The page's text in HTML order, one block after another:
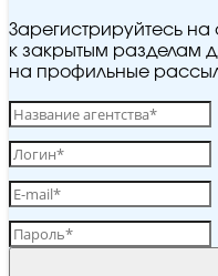
Зарегистрируйтесь на
к закрытым разделам
на профильные